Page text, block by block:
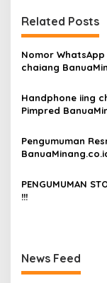
a
s
i
o
Related Posts
Nomor WhatsApp
chaiang
Handphone iing
Pimpred
Pengumuman
PENGUMUMAN
!!!
News Feed